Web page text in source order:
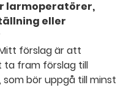
larmoperatörer,
eller
förslag är att
ta fram förslag till
bör uppgå till minst